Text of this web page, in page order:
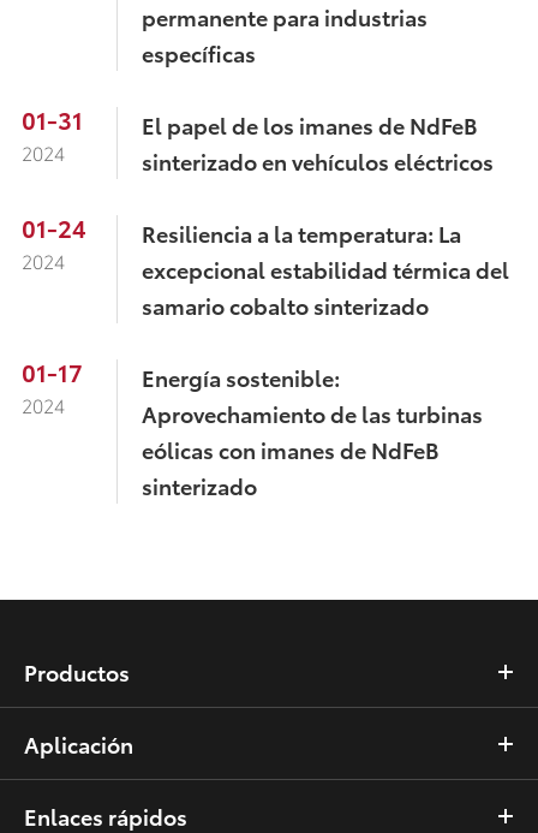
permanente para industrias
específicas
01-31
2024
El papel de los imanes de NdFeB
sinterizado en vehículos eléctricos
01-24
2024
Resiliencia a la temperatura: La
excepcional estabilidad térmica del
samario cobalto sinterizado
01-17
2024
Energía sostenible:
Aprovechamiento de las turbinas
eólicas con imanes de NdFeB
sinterizado
Productos
Aplicación
Enlaces rápidos